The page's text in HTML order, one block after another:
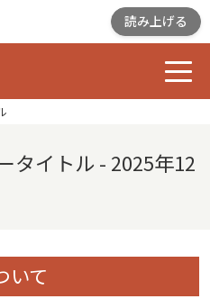
読み上げる
GARDEN
タイトル - 2025年12
いて